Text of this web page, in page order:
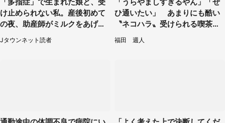
け止められない私。産後初めて
の夜、助産師がミルクをあげて
るのを見て...（静岡県・20代女
性）
Jタウンネット読者
ひ通いたい」 あまりにも酷い
〝ネコハラ〟受けられる喫茶店
に5.3万人驚がく
福田 週人